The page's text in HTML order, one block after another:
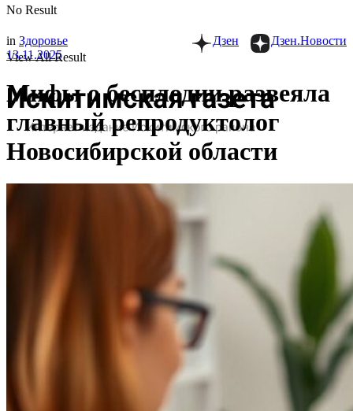
No Result
View All Result
Дзен.Новости
Дзен
in Здоровье
13.11.2025
Мифы о бесплодии развеяла
главный репродуктолог
Новосибирской области